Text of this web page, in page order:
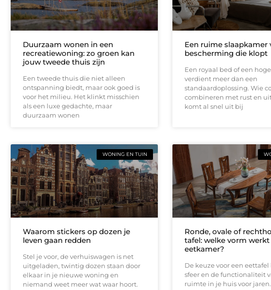
Duurzaam wonen in een
recreatiewoning: zo groen kan
jouw tweede thuis zijn
Een tweede thuis die niet alleen
ontspanning biedt, maar ook goed is
voor het milieu. Het klinkt misschien
als een luxe gedachte, maar
duurzaam wonen
Een ruime slaapkamer
bescherming die klopt
Een royaal bed of een
verdient meer dan een
standaardoplossing. Wie
combineren met rust en
komt al snel uit bij
WONING EN TUIN
Waarom stickers op dozen je
leven gaan redden
Stel je voor, de verhuiswagen is net
uitgeladen, twintig dozen staan door
elkaar in je nieuwe woning en
niemand weet meer wat waar hoort.
Ronde, ovale of
tafel: welke vorm
eetkamer?
De keuze voor een
sfeer en de functionaliteit
ruimte in je huis voor